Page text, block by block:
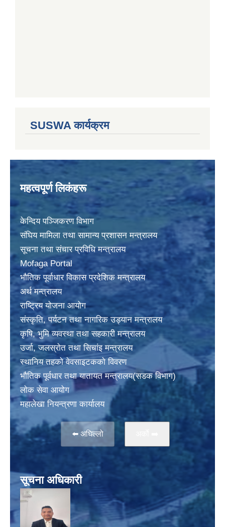
SUSWA कार्यक्रम
महत्वपूर्ण लिकंहरू
केन्दिय पञ्जिकरण विभाग
संघिय मामिला तथा सामान्य प्रशासन मन्त्रालय
सूचना तथा संचार प्रविधि मन्त्रालय
Mofaga Portal
भाैतिक पूर्वाधार विकास प्रदेशिक मन्त्रालय
अर्थ मन्त्रालय
राष्ट्रिय योजना आयोग
संस्कृति, पर्यटन तथा नागरिक उड्यान मन्त्रालय
कृषि, भुमि व्यवस्था तथा सहकारी मन्त्रालय
उर्जा, जलस्राेत तथा सिचांइ मन्त्रालय
स्थानिय तहकाे वेवसाइटककाे विवरण
भाैतिक पूर्वधार तथा यातायत मन्त्रालय(सडक विभाग)
लाेक सेवा आयोग
महालेखा नियन्त्रणा कार्यालय
⬅️ अघिल्लो
सूचना अधिकारी